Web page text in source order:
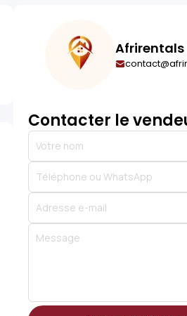
Afrirentals
Contacter le